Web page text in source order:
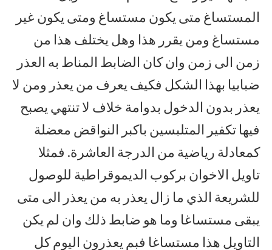
المستساغ متى يكون مستساغ ومتى يكون غير
مستساغ ومن يقرر هذا وهل يختلف هذا من
زمن الى زمن وان كان الضابط المناط به العذر
ضبابيا بهذا الشكل فكيف يعرف من يعذر ومن لا
يعذر بدون الدخول بدوامة خلاف لا تنتهي يصبح
فيها تكفير المتلبسين باكبر النواقض معضلة
كمعادلة رياضية من الدرجة العاشرة. فمثلا
تاويل الاخوان بركوب الديموقراطية للوصول
للشريعة الذي ما زال يعذر به من يعذر الى متى
يبقى مستساغا وما هو ضابط ذلك وان لم يكن
التاويل هذا مستساغا فبم يعذرون اليوم كل